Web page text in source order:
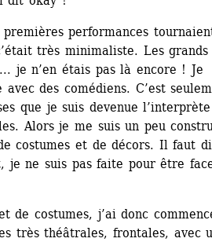
premières performances
très minimaliste. Les grands
je n’en étais pas là encore ! Je
des comédiens. C’est
que je suis devenue
Alors je me suis un peu
costumes et de décors. Il faut
je ne suis pas faite pour être
de costumes, j’ai donc
très théâtrales, frontales, avec